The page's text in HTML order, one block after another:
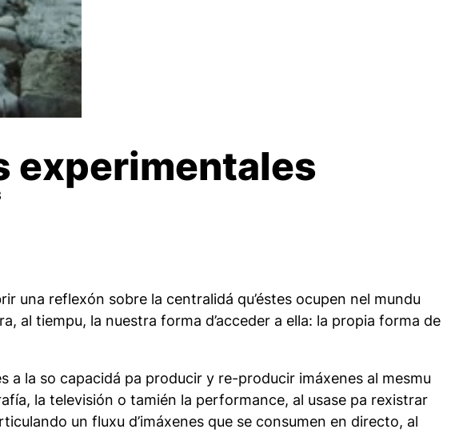
experimentales
una reflexón sobre la centralidá qu’éstes ocupen nel mundu
al tiempu, la nuestra forma d’acceder a ella: la propia forma de
a la so capacidá pa producir y re-producir imáxenes al mesmu
la televisión o tamién la performance, al usase pa rexistrar
un fluxu d’imáxenes que se consumen en directo, al